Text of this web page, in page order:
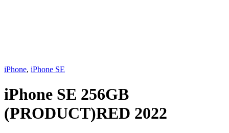
iPhone, iPhone SE
iPhone SE 256GB
(PRODUCT)RED 2022